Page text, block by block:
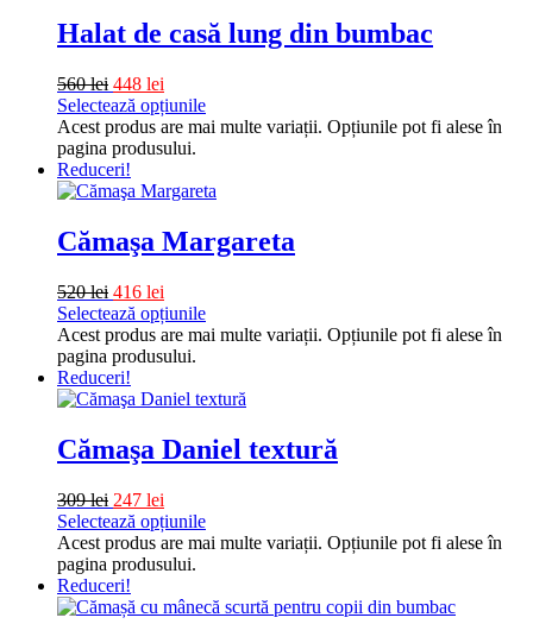
Halat de casă lung din bumbac
560lei 448 lei
Selectează opțiunile
Acest produs are mai multe variații. Opțiunile pot fi alese în
pagina produsului.
Reduceri!
Cămaşa Margareta
520lei 416 lei
Selectează opțiunile
Acest produs are mai multe variații. Opțiunile pot fi alese în
pagina produsului.
Reduceri!
Cămaşa Daniel textură
309lei 247 lei
Selectează opțiunile
Acest produs are mai multe variații. Opțiunile pot fi alese în
pagina produsului.
Reduceri!